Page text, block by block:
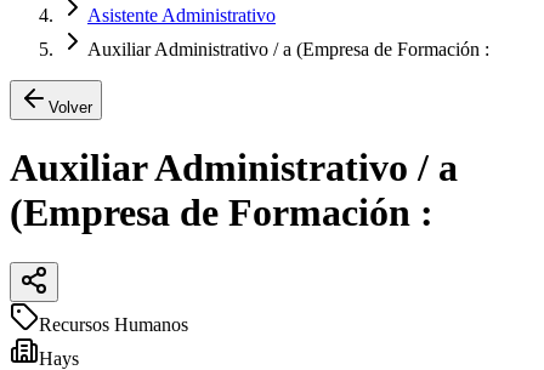
Asistente Administrativo
Auxiliar Administrativo / a (Empresa de Formación :
Volver
Auxiliar Administrativo / a
(Empresa de Formación :
Recursos Humanos
Hays